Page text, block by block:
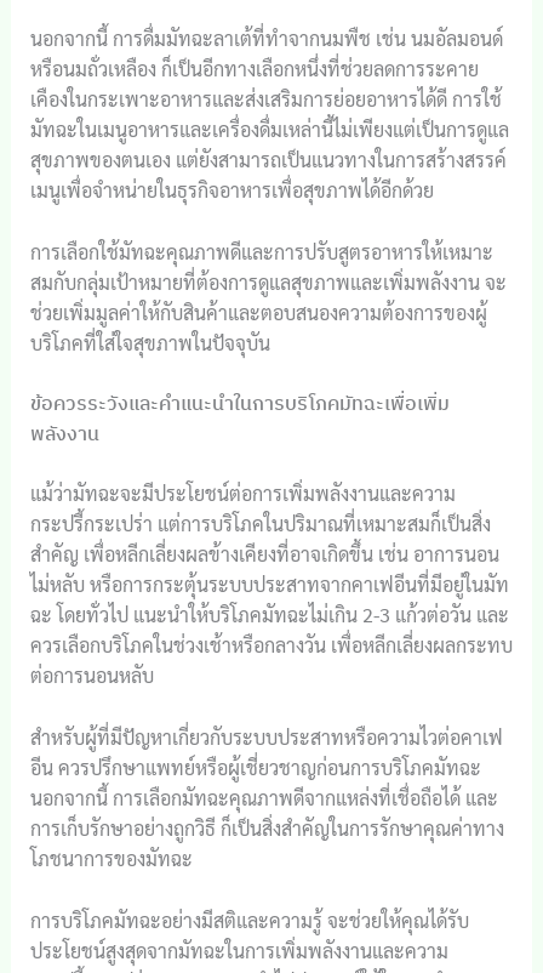
นอกจากนี้ การดื่มมัทฉะลาเต้ที่ทำจากนมพืช เช่น นมอัลมอนด์
หรือนมถั่วเหลือง ก็เป็นอีกทางเลือกหนึ่งที่ช่วยลดการระคาย
เคืองในกระเพาะอาหารและส่งเสริมการย่อยอาหารได้ดี การใช้
มัทฉะในเมนูอาหารและเครื่องดื่มเหล่านี้ไม่เพียงแต่เป็นการดูแล
สุขภาพของตนเอง แต่ยังสามารถเป็นแนวทางในการสร้างสรรค์
เมนูเพื่อจำหน่ายในธุรกิจอาหารเพื่อสุขภาพได้อีกด้วย
การเลือกใช้มัทฉะคุณภาพดีและการปรับสูตรอาหารให้เหมาะ
สมกับกลุ่มเป้าหมายที่ต้องการดูแลสุขภาพและเพิ่มพลังงาน จะ
ช่วยเพิ่มมูลค่าให้กับสินค้าและตอบสนองความต้องการของผู้
บริโภคที่ใส่ใจสุขภาพในปัจจุบัน
ข้อควรระวังและคำแนะนำในการบริโภคมัทฉะเพื่อเพิ่ม
พลังงาน
แม้ว่ามัทฉะจะมีประโยชน์ต่อการเพิ่มพลังงานและความ
กระปรี้กระเปร่า แต่การบริโภคในปริมาณที่เหมาะสมก็เป็นสิ่ง
สำคัญ เพื่อหลีกเลี่ยงผลข้างเคียงที่อาจเกิดขึ้น เช่น อาการนอน
ไม่หลับ หรือการกระตุ้นระบบประสาทจากคาเฟอีนที่มีอยู่ในมัท
ฉะ โดยทั่วไป แนะนำให้บริโภคมัทฉะไม่เกิน 2-3 แก้วต่อวัน และ
ควรเลือกบริโภคในช่วงเช้าหรือกลางวัน เพื่อหลีกเลี่ยงผลกระทบ
ต่อการนอนหลับ
สำหรับผู้ที่มีปัญหาเกี่ยวกับระบบประสาทหรือความไวต่อคาเฟ
อีน ควรปรึกษาแพทย์หรือผู้เชี่ยวชาญก่อนการบริโภคมัทฉะ
นอกจากนี้ การเลือกมัทฉะคุณภาพดีจากแหล่งที่เชื่อถือได้ และ
การเก็บรักษาอย่างถูกวิธี ก็เป็นสิ่งสำคัญในการรักษาคุณค่าทาง
โภชนาการของมัทฉะ
การบริโภคมัทฉะอย่างมีสติและความรู้ จะช่วยให้คุณได้รับ
ประโยชน์สูงสุดจากมัทฉะในการเพิ่มพลังงานและความ